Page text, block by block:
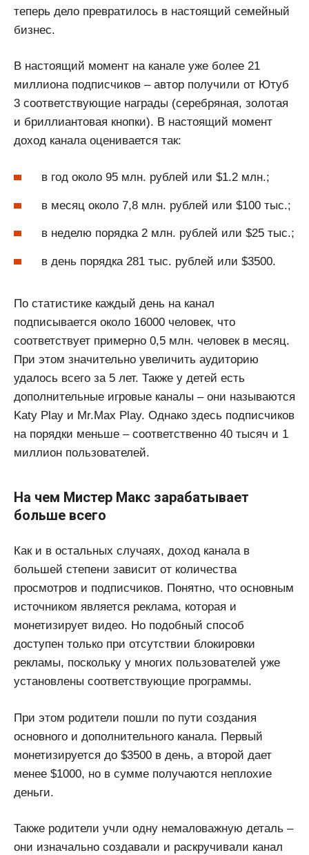
теперь дело превратилось в настоящий семейный
бизнес.
В настоящий момент на канале уже более 21
миллиона подписчиков – автор получили от Ютуб
3 соответствующие награды (серебряная, золотая
и бриллиантовая кнопки). В настоящий момент
доход канала оценивается так:
в год около 95 млн. рублей или $1.2 млн.;
в месяц около 7,8 млн. рублей или $100 тыс.;
в неделю порядка 2 млн. рублей или $25 тыс.;
в день порядка 281 тыс. рублей или $3500.
По статистике каждый день на канал
подписывается около 16000 человек, что
соответствует примерно 0,5 млн. человек в месяц.
При этом значительно увеличить аудиторию
удалось всего за 5 лет. Также у детей есть
дополнительные игровые каналы – они называются
Katy Play и Mr.Max Play. Однако здесь подписчиков
на порядки меньше – соответственно 40 тысяч и 1
миллион пользователей.
На чем Мистер Макс зарабатывает
больше всего
Как и в остальных случаях, доход канала в
большей степени зависит от количества
просмотров и подписчиков. Понятно, что основным
источником является реклама, которая и
монетизирует видео. Но подобный способ
доступен только при отсутствии блокировки
рекламы, поскольку у многих пользователей уже
установлены соответствующие программы.
При этом родители пошли по пути создания
основного и дополнительного канала. Первый
монетизируется до $3500 в день, а второй дает
менее $1000, но в сумме получаются неплохие
деньги.
Также родители учли одну немаловажную деталь –
они изначально создавали и раскручивали канал